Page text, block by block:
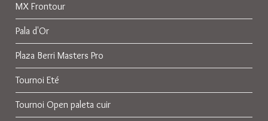
MX Frontour
Pala d'Or
Plaza Berri Masters Pro
Tournoi Eté
Tournoi Open paleta cuir